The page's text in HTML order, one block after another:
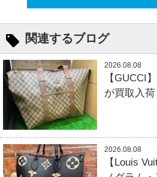
関連するブログ
2026.08.08
【GUCCI
が買取入荷
2026.08.08
【Louis